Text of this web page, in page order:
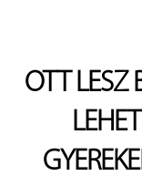
OTT LESZ